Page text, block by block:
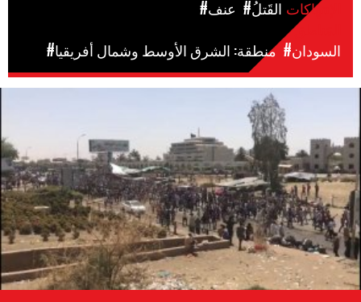
#عنف
#القَتلُ
#منطقة: الشرق الأوسط وشمال أفريقيا
#السودان
sudan_street_cropped.jpg